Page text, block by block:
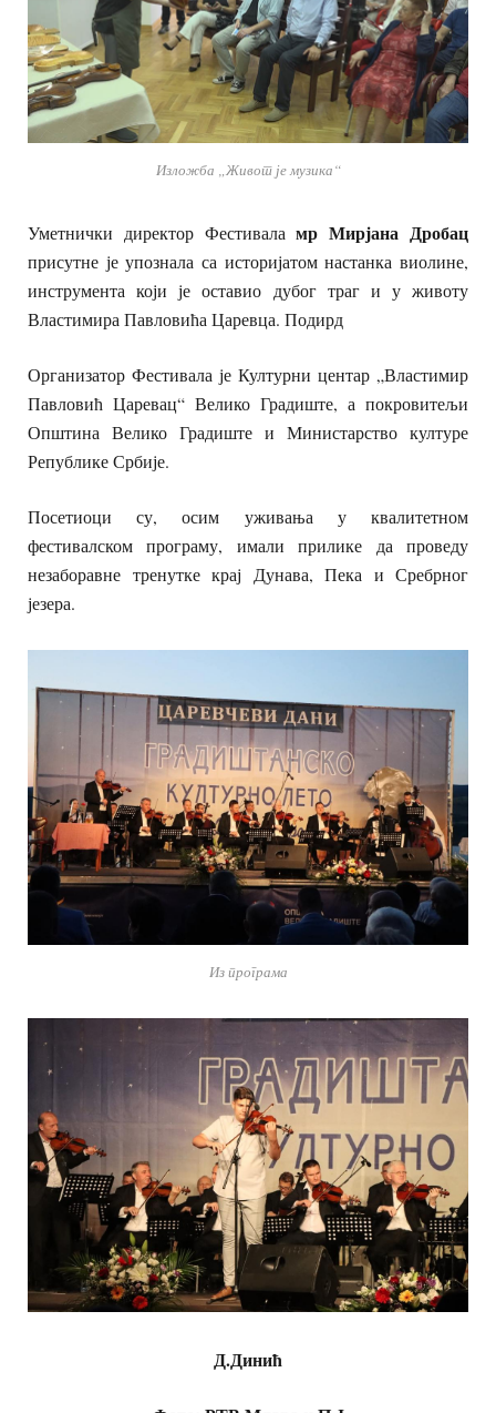
Изложба „Живот је музика“
Уметнички директор Фестиваламр Мирјана Дробац
присутне је упознала са историјатом настанка виолине,
инструмента који је оставио дубог траг и у животу
Властимира Павловића Царевца. Подирд
Организатор Фестивала је Културни центар „Властимир
Павловић Царевац“ Велико Градиште, а покровитељи
Општина Велико Градиште и Министарство културе
Републике Србије.
Посетиоци су, осим уживања у квалитетном
фестивалском програму, имали прилике да проведу
незаборавне тренутке крај Дунава, Пека и Сребрног
језера.
Из програма
Д.Динић